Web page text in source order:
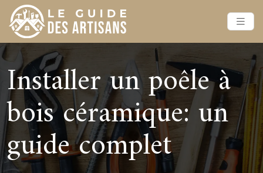
Installer un poêle à
bois céramique: un
guide complet